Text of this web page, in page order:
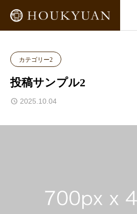
  ブログ  カテゴリー2
カテゴリー2
投稿サンプル2
2025.10.04